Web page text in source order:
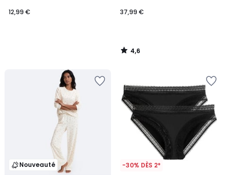
12,99 €
37,99 €
4,6
/
Nouveauté -30% DÈS 2*